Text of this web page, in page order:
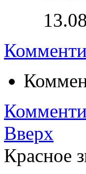
Вверх
Красное